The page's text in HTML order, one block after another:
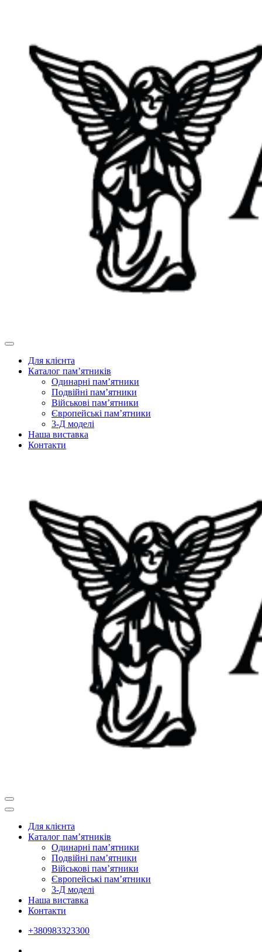
Для клієнта
Каталог пам’ятників
Одинарні пам’ятники
Подвійні пам’ятники
Військові пам’ятники
Європейські пам’ятники
3-Д моделі
Наша виставка
Контакти
Для клієнта
Каталог пам’ятників
Одинарні пам’ятники
Подвійні пам’ятники
Військові пам’ятники
Європейські пам’ятники
3-Д моделі
Наша виставка
Контакти
+380983323300